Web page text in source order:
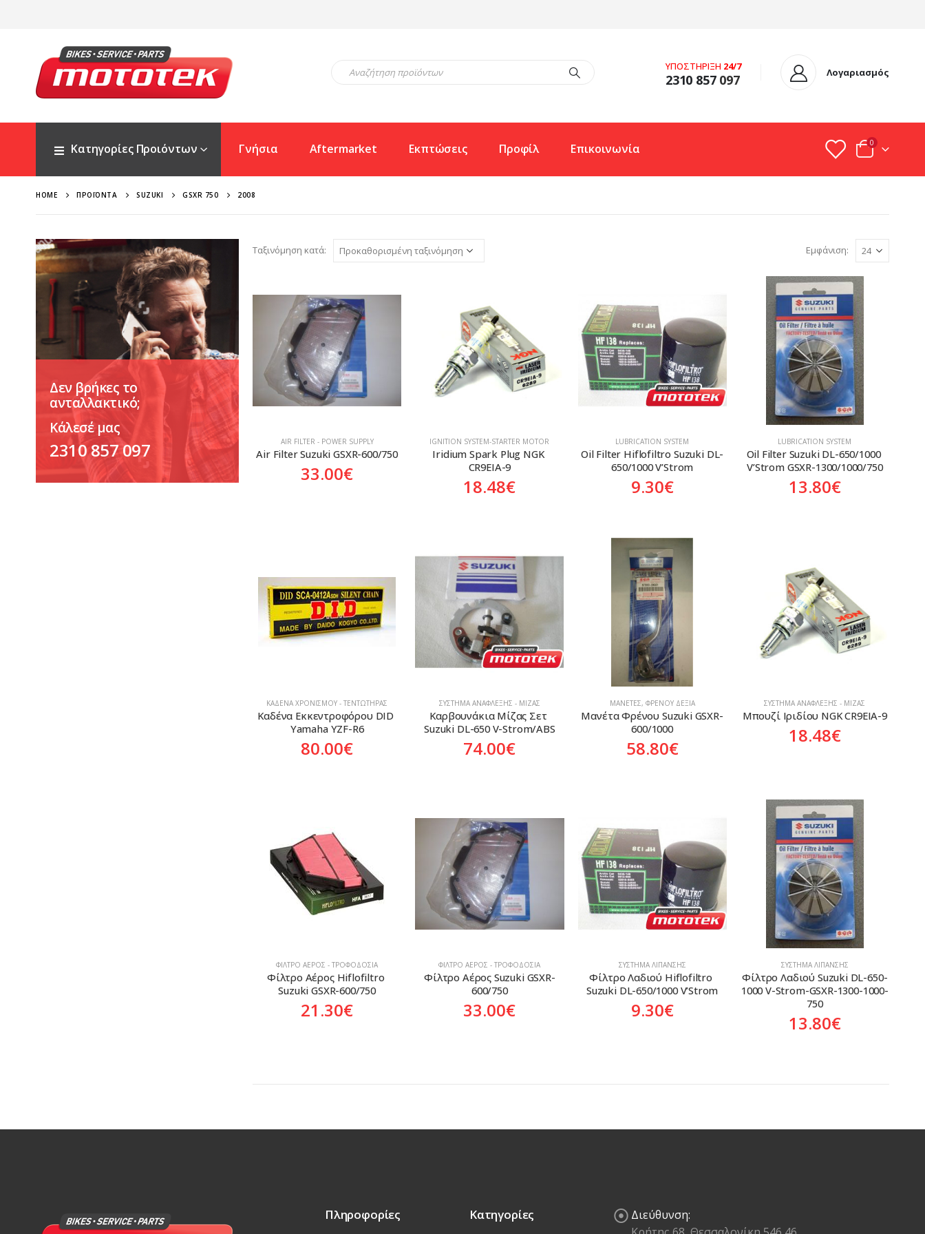
ΥΠΟΣΤΗΡΙΞΗ 24/7
2310 857097 Λογαριασμός
Κατηγορίες Προιόντων Γνήσια Aftermarket Εκπτώσεις Προφίλ Επικοινωνία 0
HOME ΠΡΟΪΌΝΤΑ SUZUKI GSXR 750 2008
Ταξινόμηση κατά: Εμφάνιση:
AIR FILTER - POWER SUPPLY
Air Filter Suzuki GSXR-600/750
33.00€
ΙGNITION SYSTEM-STARTER MOTOR
Iridium Spark Plug NGK
CR9EIA-9
18.48€
LUBRICATION SYSTEM
Oil Filter Hiflofiltro Suzuki DL-
650/1000 V’Strom
9.30€
LUBRICATION SYSTEM
Oil Filter Suzuki DL-650/1000
V’Strom GSXR-1300/1000/750
13.80€
ΚΑΔΈΝΑ ΧΡΟΝΙΣΜΟΎ - ΤΕΝΤΩΤΉΡΑΣ
Καδένα Εκκεντροφόρου DID
Yamaha YZF-R6
80.00€
ΣΎΣΤΗΜΑ ΑΝΆΦΛΕΞΗΣ - ΜΊΖΑΣ
Καρβουνάκια Μίζας Σετ
Suzuki DL-650 V-Strom/ABS
74.00€
ΜΑΝΈΤΕΣ, ΦΡΈΝΟΥ ΔΕΞΙΆ
Μανέτα Φρένου Suzuki GSXR-
600/1000
58.80€
ΣΎΣΤΗΜΑ ΑΝΆΦΛΕΞΗΣ - ΜΊΖΑΣ
Μπουζί Ιριδίου NGK CR9EIA-9
18.48€
ΦΊΛΤΡΟ ΑΈΡΟΣ - ΤΡΟΦΟΔΟΣΊΑ
Φίλτρο Αέρος Hiflofiltro
Suzuki GSXR-600/750
21.30€
ΦΊΛΤΡΟ ΑΈΡΟΣ - ΤΡΟΦΟΔΟΣΊΑ
Φίλτρο Αέρος Suzuki GSXR-
600/750
33.00€
ΣΎΣΤΗΜΑ ΛΊΠΑΝΣΗΣ
Φίλτρο Λαδιού Hiflofiltro
Suzuki DL-650/1000 V’Strom
9.30€
ΣΎΣΤΗΜΑ ΛΊΠΑΝΣΗΣ
Φίλτρο Λαδιού Suzuki DL-650-
1000 V-Strom-GSXR-1300-1000-
750
13.80€
Δεν βρήκες το
ανταλλακτικό;
Κάλεσέ μας
2310 857 097
Πληροφορίες Κατηγορίες
Διεύθυνση: